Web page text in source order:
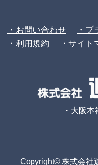
・お問い合わせ
・
・利用規約
・サイト
・大阪
Copyright© 株式会社